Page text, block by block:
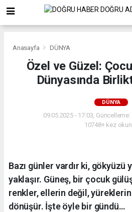
Anasayfa DÜNYA
Özel ve Güzel:
Dünyasında
DÜNYA
09.05.2025 - 17:03,
10748+ kez
Bazı günler vardır ki, gökyüzü
yaklaşır. Güneş, bir çocuk
renkler, ellerin değil,
dönüşür. İşte öyle bir gündü…